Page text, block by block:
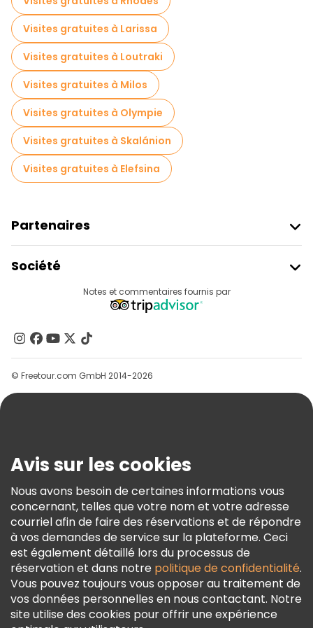
Visites gratuites à Larissa
Visites gratuites à Loutraki
Visites gratuites à Milos
Visites gratuites à Olympie
Visites gratuites à Skalánion
Visites gratuites à Elefsina
Partenaires
Connexion Du Fournisseur
Programme D’affiliation
Société
Contactez-Nous
Groupes
Aide
Conditions Générales Et Mentions Légales
Politique En Matière De Cookies
Freetour Prix
Programme De Fidélité
Notes et commentaires fournis par
© Freetour.com GmbH 2014-2026
Avis sur les cookies
Nous avons besoin de certaines informations vous
concernant, telles que votre nom et votre adresse
courriel afin de faire des réservations et de répondre
à vos demandes de service sur la plateforme. Ceci
est également détaillé lors du processus de
réservation et dans notre politique de confidentialité.
Vous pouvez toujours vous opposer au traitement de
vos données personnelles en nous contactant. Notre
site utilise des cookies pour offrir une expérience